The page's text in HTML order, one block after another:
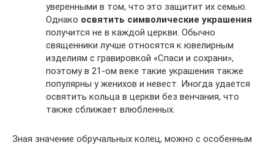
уверенными в том, что это защитит их семью.
Однако освятить символические украшения
получится не в каждой церкви. Обычно
священники лучше относятся к ювелирным
изделиям с гравировкой «Спаси и сохрани»,
поэтому в 21-ом веке такие украшения также
популярны у женихов и невест. Иногда удается
освятить кольца в церкви без венчания, что
также сближает влюбленных.
Зная значение обручальных колец, можно с особенным